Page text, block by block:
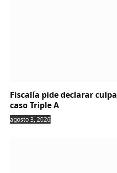
Fiscalía pide declarar
caso Triple A
agosto 3, 2026